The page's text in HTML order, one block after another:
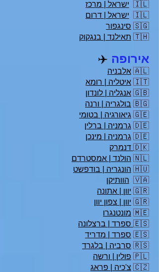
🇮🇱 ישראל | מרכז
🇮🇱 ישראל | דרום
🇸🇬 סינגפור
🇹🇭 תאילנד | בנגקוק
אירופה ✈️
🇦🇱 אלבניה
🇮🇹 איטליה | רומא
🇬🇧 אנגליה | לונדון
🇧🇬 בולגריה | ורנה
🇬🇪 גיאורגיה | בטומי
🇩🇪 גרמניה | ברלין
🇩🇪 גרמניה | מינכן
🇩🇰 דנמרק
🇳🇱 הולנד | אמסטרדם
🇭🇺 הונגריה | בודפשט
🇻🇦 הוותיקן
🇬🇷 יוון | אתונה
🇬🇷 יוון | צפון יוון
🇲🇪 מונטנגרו
🇪🇸 ספרד | ברצלונה
🇪🇸 ספרד | מדריד
🇷🇸 סרביה | בלגרד
🇵🇱 פולין | ורשה
🇨🇿 צ'כיה | פראג